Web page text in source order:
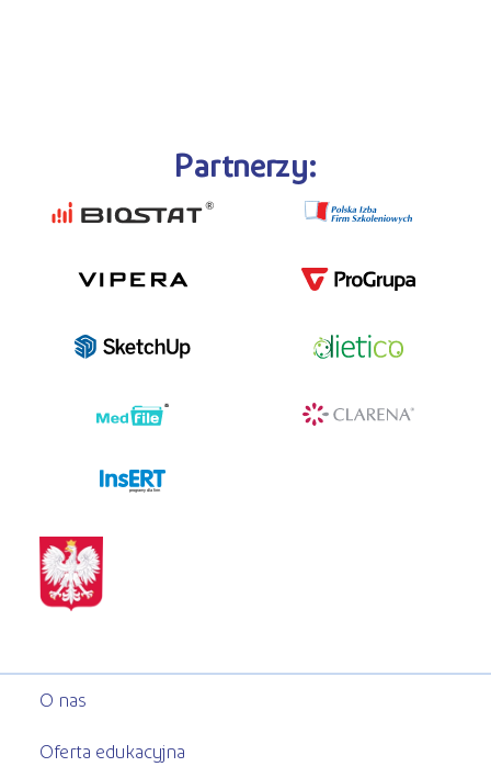
Partnerzy:
programy dla firm
O nas
Oferta edukacyjna